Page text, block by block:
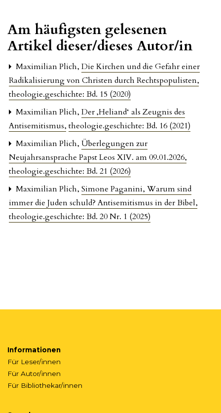
Am häufigsten gelesenen
Artikel dieser/dieses Autor/in
Maximilian Plich, Die Kirchen und die Gefahr einer
Radikalisierung von Christen durch Rechtspopulisten,
theologie.geschichte: Bd. 15 (2020)
Maximilian Plich, Der ‚Heliand‘ als Zeugnis des
Antisemitismus, theologie.geschichte: Bd. 16 (2021)
Maximilian Plich, Überlegungen zur
Neujahrsansprache Papst Leos XIV. am 09.01.2026,
theologie.geschichte: Bd. 21 (2026)
Maximilian Plich, Simone Paganini, Warum sind
immer die Juden schuld? Antisemitismus in der Bibel,
theologie.geschichte: Bd. 20 Nr. 1 (2025)
Informationen
Für Leser/innen
Für Autor/innen
Für Bibliothekar/innen